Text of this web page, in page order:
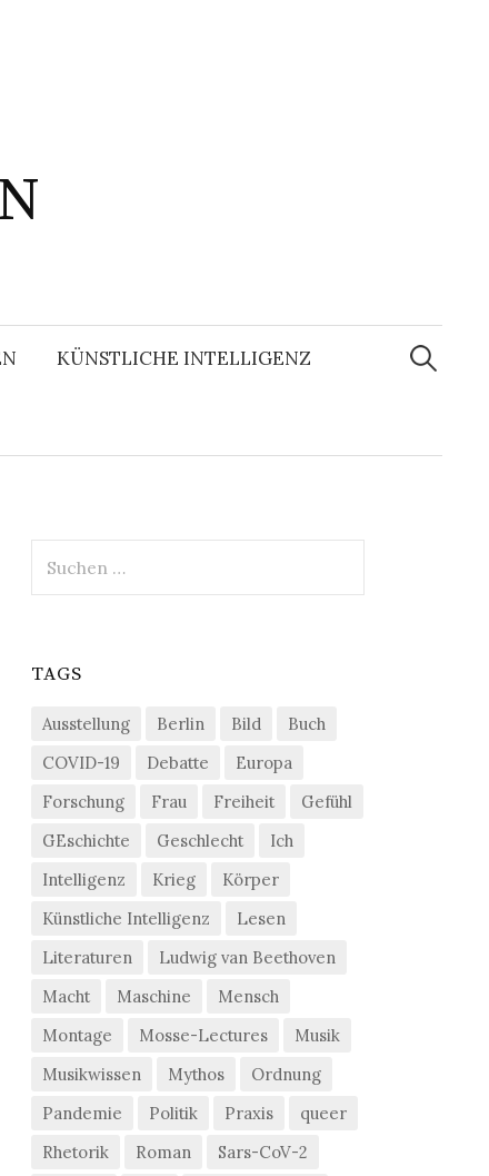
KÜNSTLICHE INTELLIGENZ
Suchen
nach:
nach:
TAGS
Ausstellung Berlin Bild
Buch
COVID-19
Debatte
Europa
Forschung
Frau Freiheit
Gefühl
GEschichte
Geschlecht
Ich
Intelligenz
Krieg
Körper
Künstliche Intelligenz
Lesen
Literaturen
Ludwig van Beethoven
Macht
Maschine
Mensch
Montage
Mosse-Lectures
Musik
Musikwissen
Mythos
Ordnung
Pandemie
Politik Praxis
queer
Rhetorik
Roman
Sars-CoV-2